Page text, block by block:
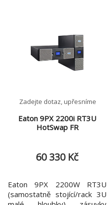
aplikace POS (prodejní
místa). Kompaktní rozměry
tuto UPS předurčují jak pro
samostatně stojící instalaci,
tak pro umístění pod monitor
Eaton 9PX 2200i RT3U
HotSwap FR
Zadejte dotaz, upřesníme
60 330 Kč
Eaton 9PX 2200W RT3U
(samostatně stojící/rack 3U